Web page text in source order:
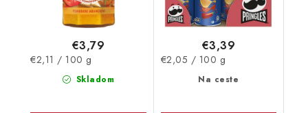
Skladom
€3,79
Jednotková
€2,11 / 100 g
Na ceste
€3,39
Jednotková
€2,05 / 100 g